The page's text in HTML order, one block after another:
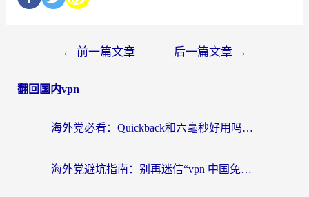
← 前一篇文章 后一篇文章 →
翻回国内vpn
海外党必看：Quickback和六毫秒好用吗？3步选对回国加速器，无缝刷国内剧玩游戏
海外党避坑指南：别再迷信“vpn 中国免费”，选对回国加速器才能无缝刷国内资源